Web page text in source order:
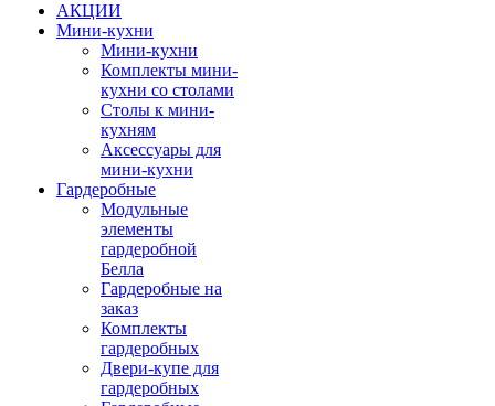
АКЦИИ
Мини-кухни
Мини-кухни
Комплекты мини-
кухни со столами
Столы к мини-
кухням
Аксессуары для
мини-кухни
Гардеробные
Модульные
элементы
гардеробной
Белла
Гардеробные на
заказ
Комплекты
гардеробных
Двери-купе для
гардеробных